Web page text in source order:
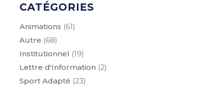
CATÉGORIES
Animations (61)
Autre (68)
Institutionnel (19)
Lettre d'Information (2)
Sport Adapté (23)